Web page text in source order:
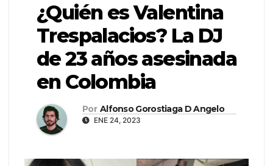
¿Quién es Valentina
Trespalacios? La DJ
de 23 años asesinada
en Colombia
Por Alfonso Gorostiaga D Angelo
ENE 24, 2023